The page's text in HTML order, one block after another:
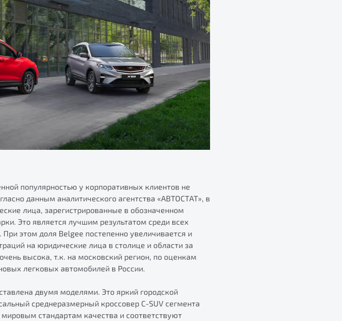
популярностью у корпоративных клиентов не
данным аналитического агентства «АВТОСТАТ», в
лица, зарегистрированные в обозначенном
Это является лучшим результатом среди всех
этом доля Belgee постепенно увеличивается и
на юридические лица в столице и области за
высока, т.к. на московский регион, по оценкам
легковых автомобилей в России.
двумя моделями. Это яркий городской
среднеразмерный кроссовер C-SUV сегмента
стандартам качества и соответствуют